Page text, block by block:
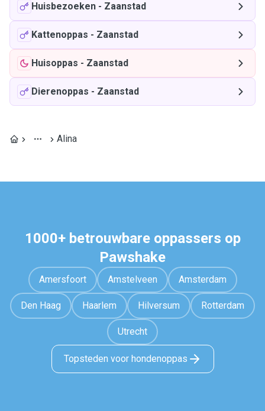
Huisbezoeken - Zaanstad
Kattenoppas - Zaanstad
Huisoppas - Zaanstad
Dierenoppas - Zaanstad
Alina
1000+ betrouwbare oppassers op
Pawshake
Amersfoort Amstelveen Amsterdam
Den Haag Haarlem Hilversum Rotterdam
Utrecht
Topsteden voor hondenoppas